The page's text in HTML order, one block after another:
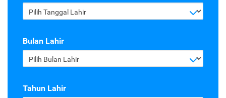
Pilih Tanggal Lahir
Bulan Lahir
Pilih Bulan Lahir
Tahun Lahir